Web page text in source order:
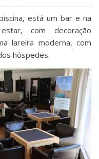
está um bar e na
com decoração
lareira moderna, com
hóspedes.